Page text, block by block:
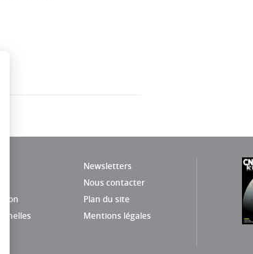
Newsletters
Nous contacter
Plan du site
Mentions légales